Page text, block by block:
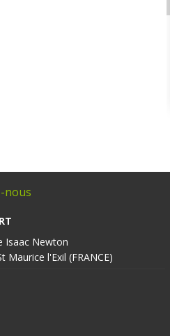
nous
Isaac Newton
Maurice l'Exil (FRANCE)